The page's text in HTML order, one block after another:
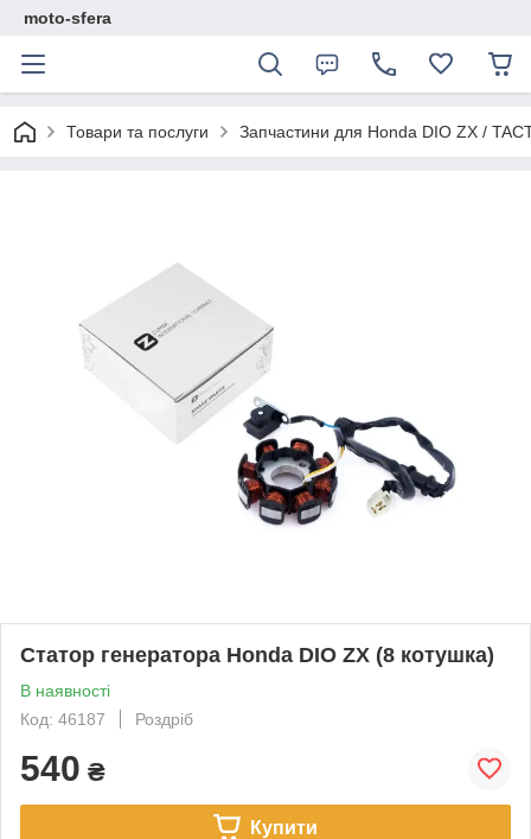
moto-sfera
Товари та послуги Запчастини для Нonda DIO ZX /
Статор генератора Honda DIO ZX (8 котушка)
В наявності
Код: 46187
Роздріб
540 ₴
Купити